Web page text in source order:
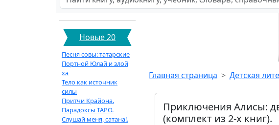
Новые 20
Песня совы: татарские
Портной Юлай и злой
ха
Тело как источник
силы
Притчи Крайона.
Парадоксы ТАРО.
Слушай меня, сатана!.
Главная страница Детская
Приключения Алисы:
(комплект из 2-х книг).